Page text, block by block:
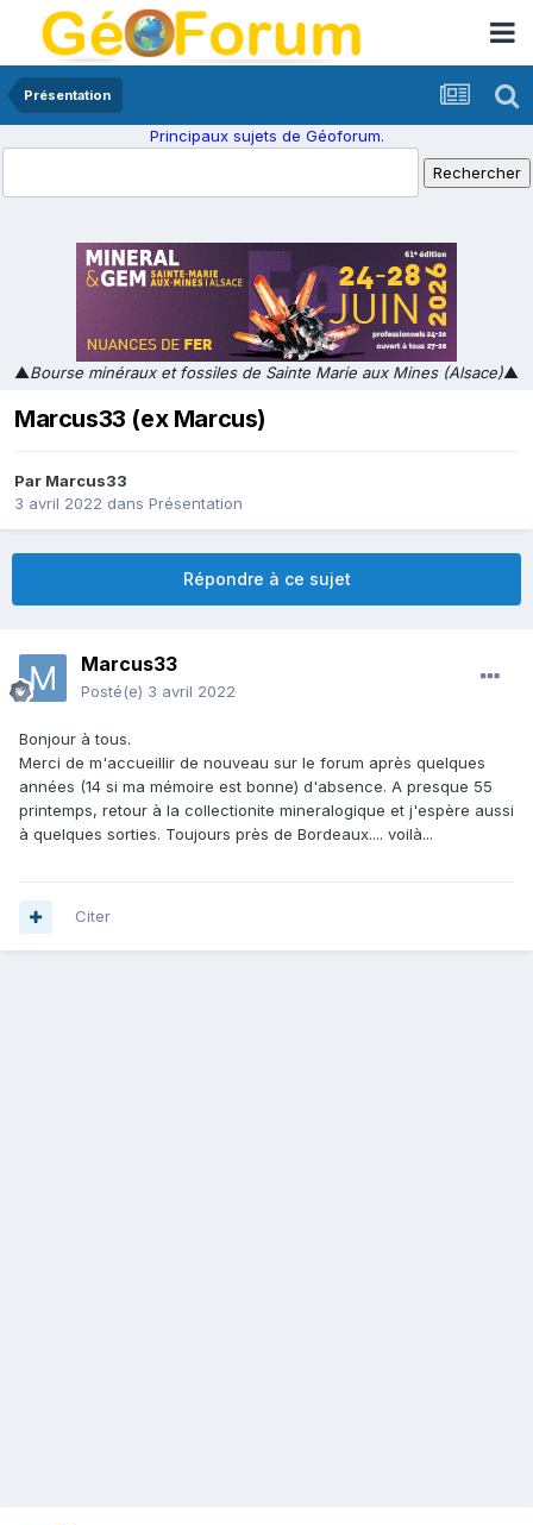
Présentation
Principaux sujets de Géoforum.
▲Bourse minéraux et fossiles de Sainte Marie aux Mines (Alsace)▲
Marcus33 (ex Marcus)
Par Marcus33
3 avril 2022 dans Présentation
Répondre à ce sujet
Marcus33
Posté(e) 3 avril 2022
Bonjour à tous.
Merci de m'accueillir de nouveau sur le forum après quelques
années (14 si ma mémoire est bonne) d'absence. A presque 55
printemps, retour à la collectionite mineralogique et j'espère aussi
à quelques sorties. Toujours près de Bordeaux.... voilà...
Citer